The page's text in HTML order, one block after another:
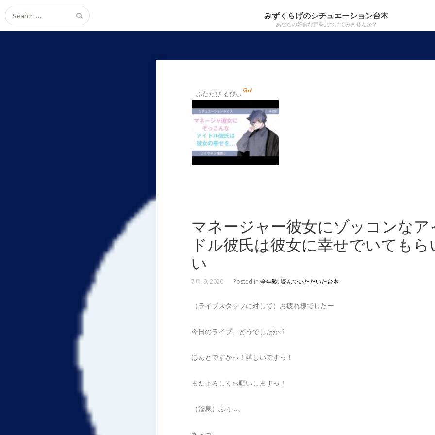
みずくらげのシチュエーション台本
あなたの好きな声を見つけてみませんか？
Search
for:
ふたたび るびぃ
マネージャー彼女にゾッコンなア
ドル彼氏は彼女に幸せでいてもら
い
7月, 9, 2020 Posted in 全年齢, 読んでいただいた台本
（ライブスタッフに対して）お疲れ様でしたー
今日のライブ、どうでしたか？
ほんとですかっ！嬉しいですっ！
またよろしくお願いしますっ！
（溜息）ふぅ…。